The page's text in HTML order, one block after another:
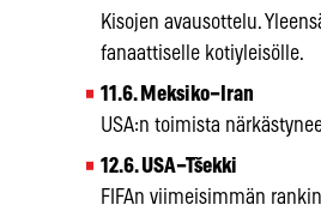
Kisojen avausottelu.
fanaattiselle kotiyleisölle.
11.6. Meksiko–Iran
USA:n toimista
12.6. USA–Tšekki
FIFAn viimeisimmän